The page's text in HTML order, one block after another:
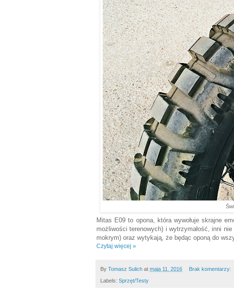
Mitas E09 to opona, która wywołuje skrajne
możliwości terenowych) i wytrzymałość, inni
mokrym) oraz wytykają, że będąc oponą do
Czytaj więcej »
By Tomasz Sulich at maja 11, 2016 Brak komentarzy:
Labels: Sprzęt/Testy